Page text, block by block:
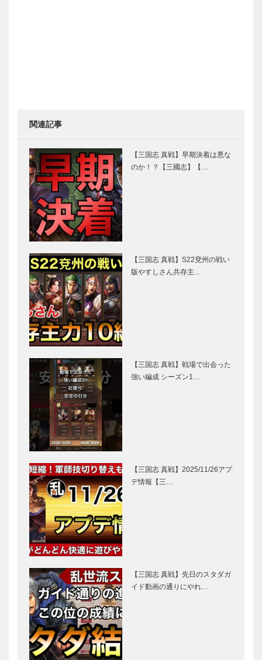
関連記事
【三国志 真戦】早期決着は悪な
のか！？【三國志】【…
【三国志 真戦】S22兗州の戦い
版やすしさん共存主…
【三国志 真戦】戦場で出会った
強い編成 シーズン1…
【三国志 真戦】2025/11/26アプ
デ情報【三…
【三国志 真戦】先日のスタダガ
イド動画の通りにやれ…